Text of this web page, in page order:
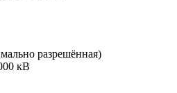
разрешённая)
кВ